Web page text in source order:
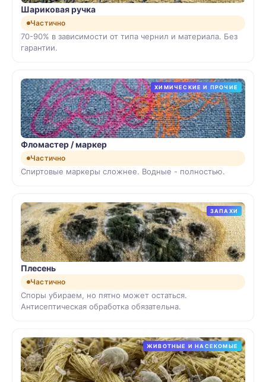
Шариковая ручка
Частично
70-90% в зависимости от типа чернил и материала. Без
гарантии.
ХИМИЧЕСКИЕ И ПРОЧИЕ
Фломастер / маркер
Частично
Спиртовые маркеры сложнее. Водные - полностью.
ЗАПАХИ
Плесень
Частично
Споры убираем, но пятно может остаться.
Антисептическая обработка обязательна.
ЖИВОТНЫЕ И НАСЕКОМЫЕ